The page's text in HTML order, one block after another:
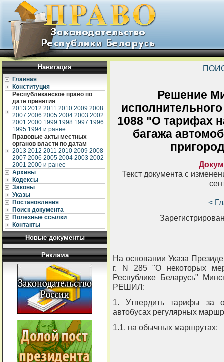
Навигация
Главная
Конституция
Республиканское право по
дате принятия
2013 2012 2011 2010 2009 2008
2007 2006 2005 2004 2003 2002
2001 2000 1999 1998 1997 1996
1995 1994 и ранее
Правовые акты местных
органов власти по датам
2013 2012 2011 2010 2009 2008
2007 2006 2005 2004 2003 2002
2001 2000 и ранее
Архивы
Кодексы
Законы
Указы
Постановления
Поиск документа
Полезные ссылки
Контакты
Новые документы
Реклама
Решение
1088 "О тарифах
багажа
Текст документа с
<
На основании Указа
г. N 285 "О некоторых
Республике Беларусь"
РЕШИЛ:
1. Утвердить тарифы за
автобусах регулярных
1.1. на обычных маршрутах: